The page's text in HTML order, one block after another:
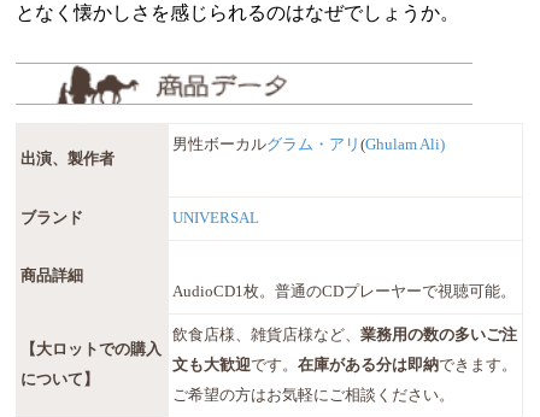
となく懐かしさを感じられるのはなぜでしょうか。
出演、製作者
男性ボーカルグラム・アリ(Ghulam Ali)
ブランド UNIVERSAL
商品詳細
AudioCD1枚。普通のCDプレーヤーで視聴可能。
【大ロットでの購入
について】
飲食店様、雑貨店様など、業務用の数の多いご注
文も大歓迎です。在庫がある分は即納できます。
ご希望の方はお気軽にご相談ください。